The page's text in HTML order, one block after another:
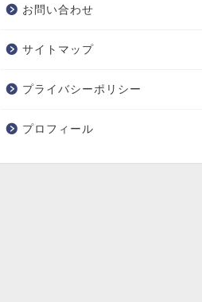
お問い合わせ
サイトマップ
プライバシーポリシー
プロフィール